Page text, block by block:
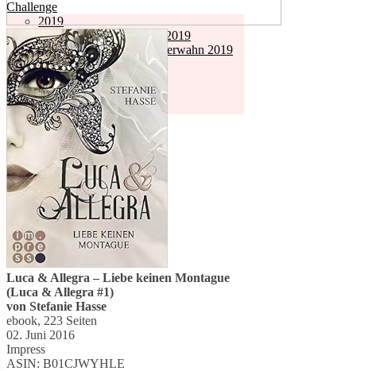
Challenge
2019
Carlsen Challenge 2019
Kunterbunter Bücherwahn 2019
2018
Carlsen
Impress
LYX
Verlage
Über Mich
Cookie-Richtlinie (EU)
Luca & Allegra – Liebe keinen Montague
(Luca & Allegra #1)
von Stefanie Hasse
ebook, 223 Seiten
02. Juni 2016
Impress
ASIN: B01CJWYHLE